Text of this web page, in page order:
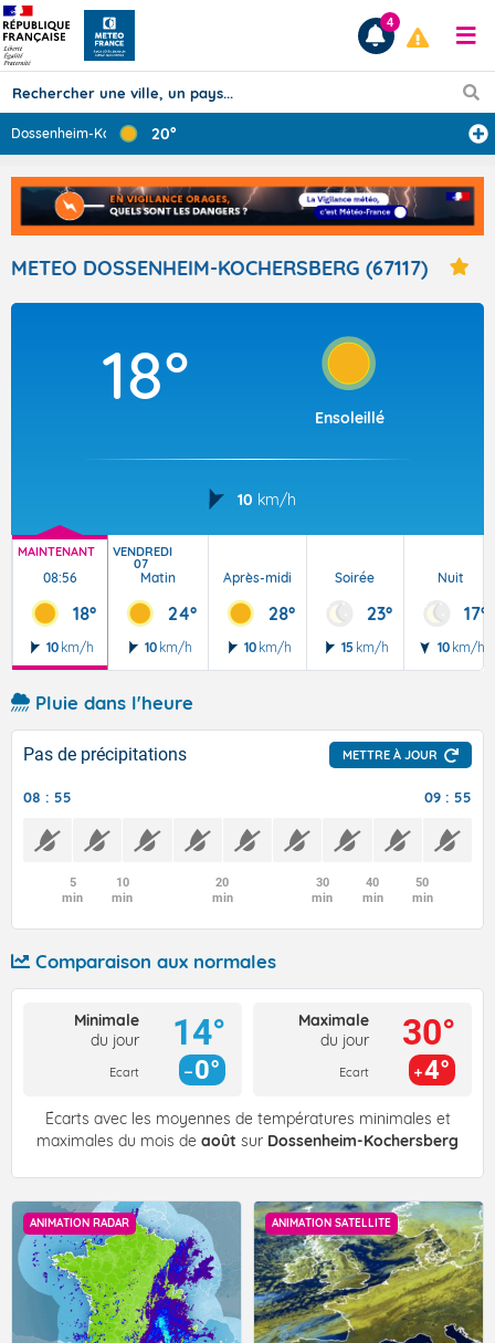
Prévisions
TOUS LES RÉSULTATS
Articles
4
Dossenheim-Koch... 20°
METEO DOSSENHEIM-KOCHERSBERG (67117)
18°
Ensoleillé
10 km/h
MAINTENANT
08:56
18°
10 km/h
VENDREDI
07
Matin
24°
10 km/h
Après-midi
28°
10 km/h
Soirée
23°
15 km/h
Nuit
17°
10 km/h
Pluie dans l'heure
Pas de précipitations METTRE À JOUR
08 : 55 09 : 55
5
min
10
min
20
min
30
min
40
min
50
min
Comparaison aux normales
Minimale
du jour
Ecart
14°
0°
Maximale
du jour
Ecart
30°
4°
Écarts avec les moyennes de températures minimales et
maximales du mois de août sur Dossenheim-Kochersberg
ANIMATION RADAR ANIMATION SATELLITE